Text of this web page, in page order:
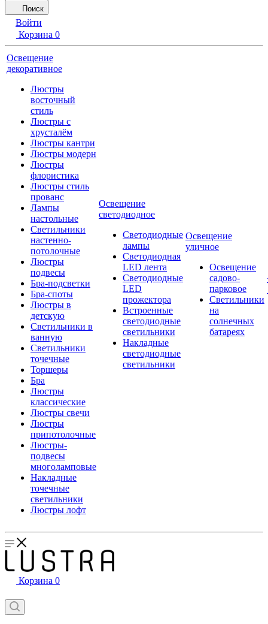
Поиск
Войти
Корзина 0
Освещение
декоративное
Люстры
восточный
стиль
Люстры с
хрусталём
Люстры кантри
Люстры модерн
Люстры
флористика
Люстры стиль
прованс
Лампы
настольные
Светильники
настенно-
потолочные
Люстры
подвесы
Бра-подсветки
Бра-споты
Люстры в
детскую
Светильники в
ванную
Светильники
точечные
Торшеры
Бра
Люстры
классические
Люстры свечи
Люстры
припотолочные
Люстры-
подвесы
многоламповые
Накладные
точечные
светильники
Люстры лофт
Освещение
светодиодное
Светодиодные
лампы
Светодиодная
LED лента
Светодиодные
LED
прожектора
Встроенные
светодиодные
светильники
Накладные
светодиодные
светильники
Освещение
уличное
Освещение
садово-
парковое
Светильники
на
солнечных
батареях
Корзина 0